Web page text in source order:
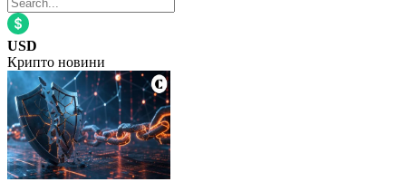
USD
Крипто новини